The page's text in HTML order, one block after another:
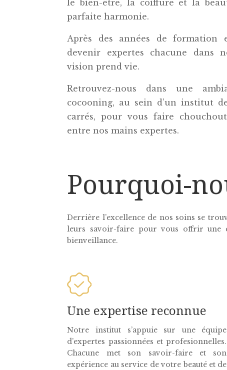
le bien-être, la coiffure et la
parfaite harmonie.
Après des années de formation
devenir expertes chacune dans
vision prend vie.
Retrouvez-nous dans une
cocooning, au sein d’un institut
carrés, pour vous faire
entre nos mains expertes.
Pourquoi-
Derrière l’excellence de nos soins se
leurs savoir-faire pour vous offrir une
bienveillance.
Une expertise reconnue
Notre institut s’appuie sur une équipe
d’expertes passionnées et profesionnelles.
Chacune met son savoir-faire et son
expérience au service de votre beauté et de